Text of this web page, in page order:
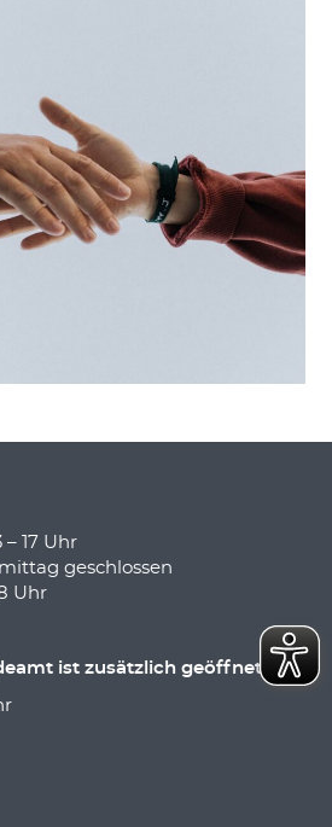
– 17 Uhr
geschlossen
Uhr
ist zusätzlich geöffnet: